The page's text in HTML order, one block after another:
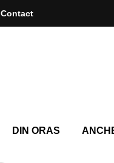
Contact
DIN ORAS